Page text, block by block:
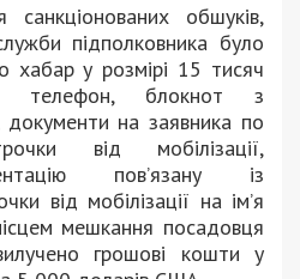
обшуків,
підполковника було
хабар у розмірі 15 тисяч
телефон, блокнот з
на заявника по
від мобілізації,
пов’язану із
від мобілізації на ім’я
мешкання посадовця
грошові кошти у